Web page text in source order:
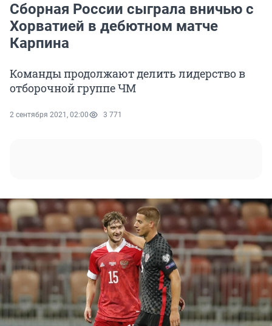
Сборная России сыграла вничью с
Хорватией в дебютном матче
Карпина
Команды продолжают делить лидерство в
отборочной группе ЧМ
2 сентября 2021, 02:00 3 771